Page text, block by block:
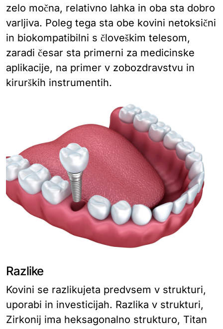
zelo močna, relativno lahka in oba sta dobro
varljiva. Poleg tega sta obe kovini netoksični
in biokompatibilni s človeškim telesom,
zaradi česar sta primerni za medicinske
aplikacije, na primer v zobozdravstvu in
kirurških instrumentih.
Razlike
Kovini se razlikujeta predvsem v strukturi,
uporabi in investicijah. Razlika v strukturi,
Zirkonij ima heksagonalno strukturo, Titan